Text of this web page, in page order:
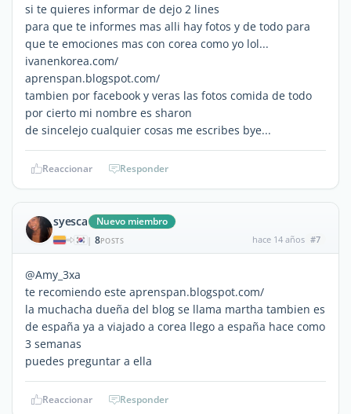
si te quieres informar de dejo 2 lines
para que te informes mas alli hay fotos y de todo para
que te emociones mas con corea como yo lol...
ivanenkorea.com/
aprenspan.blogspot.com/
tambien por facebook y veras las fotos comida de todo
por cierto mi nombre es sharon
de sincelejo cualquier cosas me escribes bye...
Reaccionar Responder
syesca Nuevo miembro
| 8POSTS hace 14 años #7
@Amy_3xa
te recomiendo este aprenspan.blogspot.com/
la muchacha dueña del blog se llama martha tambien es
de españa ya a viajado a corea llego a españa hace como
3 semanas
puedes preguntar a ella
Reaccionar Responder